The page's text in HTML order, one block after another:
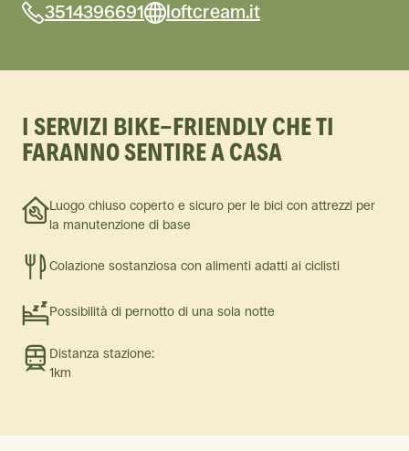
3514396691 loftcream.it
I SERVIZI BIKE-FRIENDLY CHE TI
FARANNO SENTIRE A CASA
Luogo chiuso coperto e sicuro per le bici con attrezzi per
la manutenzione di base
Colazione sostanziosa con alimenti adatti ai ciclisti
Possibilità di pernotto di una sola notte
Distanza stazione:
1km